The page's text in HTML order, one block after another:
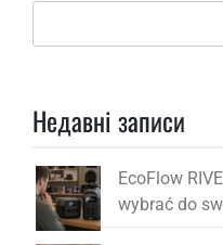
Недавні записи
EcoFlow
wybrać do